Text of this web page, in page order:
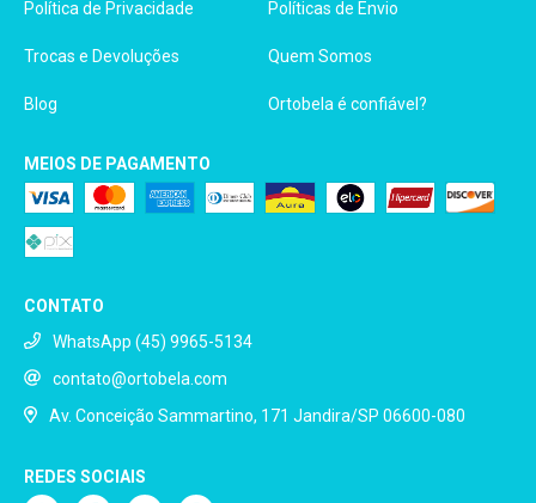
Política de Privacidade Políticas de Envio
Trocas e Devoluções Quem Somos
Blog Ortobela é confiável?
MEIOS DE PAGAMENTO
CONTATO
WhatsApp (45) 9965-5134
contato@ortobela.com
Av. Conceição Sammartino, 171 Jandira/SP 06600-080
REDES SOCIAIS